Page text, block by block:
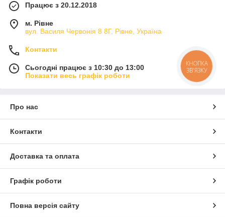
Працює з 20.12.2018
м. Рівне
вул. Василя Червонія 8 8Г, Рівне, Україна
Контакти
Сьогодні працює з 10:30 до 13:00
Показати весь графік роботи
Про нас
Контакти
Доставка та оплата
Графік роботи
Повна версія сайту
КНОПКА
ЗВ'ЯЗКУ